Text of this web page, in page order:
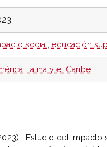
social educación
Latina y el Caribe
“Estudio del